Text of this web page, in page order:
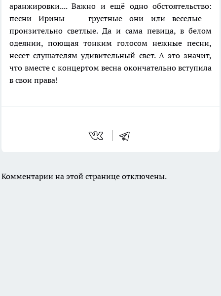
аранжировки.... Важно и ещё одно обстоятельство:
песни Ирины - грустные они или веселые -
пронзительно светлые. Да и сама певица, в белом
одеянии, поющая тонким голосом нежные песни,
несет слушателям удивительный свет. А это значит,
что вместе с концертом весна окончательно вступила
в свои права!
Комментарии на этой странице отключены.